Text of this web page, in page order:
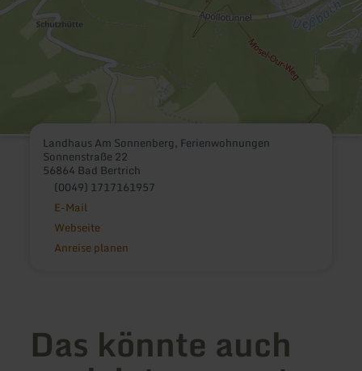
Landhaus Am Sonnenberg, Ferienwohnungen
Sonnenstraße 22
56864 Bad Bertrich
(0049) 1717161957
E-Mail
Webseite
Anreise planen
Das könnte auch